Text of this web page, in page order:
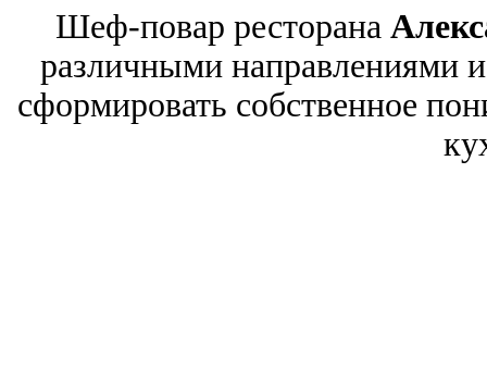
Шеф-повар ресторана
различными направлениями
сформировать собственное